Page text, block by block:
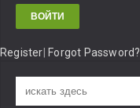
Register Forgot Password?